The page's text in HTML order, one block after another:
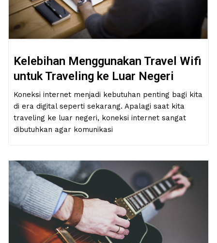
Kelebihan Menggunakan Travel Wifi
untuk Traveling ke Luar Negeri
Koneksi internet menjadi kebutuhan penting bagi kita
di era digital seperti sekarang. Apalagi saat kita
traveling ke luar negeri, koneksi internet sangat
dibutuhkan agar komunikasi